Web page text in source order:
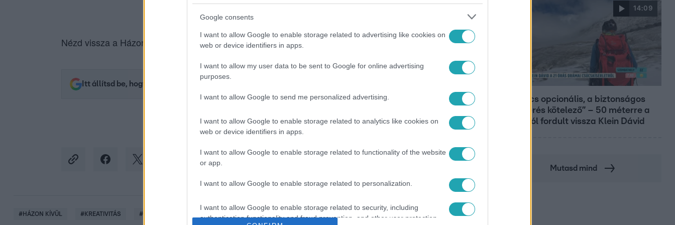
Google consents
I want to allow Google to enable storage related to advertising like cookies on
web or device identifiers in apps.
I want to allow my user data to be sent to Google for online advertising
purposes.
I want to allow Google to send me personalized advertising.
I want to allow Google to enable storage related to analytics like cookies on
web or device identifiers in apps.
I want to allow Google to enable storage related to functionality of the website
or app.
I want to allow Google to enable storage related to personalization.
I want to allow Google to enable storage related to security, including
authentication functionality and fraud prevention, and other user protection.
Nézd vissza a Házon kívül adásait azRTL+-on!
Itt állítsd be, hogy az RTL.hu az elsők között legyen a Google-találatokban!
#HÁZON KÍVÜL #KREATIVITÁS #
14:09
„A csúcs opcionális, a biztonságos
hazatérés kötelező” – 50 méterre a
csúcstól fordult vissza Klein Dávid
Mutasd mind